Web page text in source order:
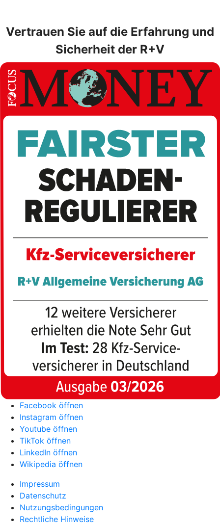
Vertrauen Sie auf die Erfahrung und
Sicherheit der R+V
Facebook öffnen
Instagram öffnen
Youtube öffnen
TikTok öffnen
LinkedIn öffnen
Wikipedia öffnen
Impressum
Datenschutz
Nutzungsbedingungen
Rechtliche Hinweise